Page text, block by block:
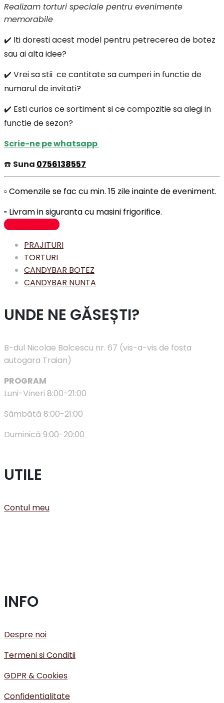
Realizam torturi speciale pentru evenimente
memorabile
✔️ Iti doresti acest model pentru petrecerea de botez
sau ai alta idee?
✔️ Vrei sa stii ce cantitate sa cumperi in functie de
numarul de invitati?
✔️ Esti curios ce sortiment si ce compozitie sa alegi in
functie de sezon?
Scrie-ne pe whatsapp
☎️ Suna 0756138557
▫️ Comenzile se fac cu min. 15 zile inainte de eveniment.
▫️ Livram in siguranta cu masini frigorifice.
Adaugă în coș
PRAJITURI
TORTURI
CANDYBAR BOTEZ
CANDYBAR NUNTA
UNDE NE GĂSEȘTI?
B-dul Nicolae Balcescu nr. 67 (vis-a-vis de fosta
autogara Traian)
PROGRAM
Luni-Vineri 8:00-21:00
Sâmbătă 8:00-21:00
Duminică 9:00-20:00
UTILE
Contul meu
INFO
Despre noi
Termeni si Conditii
GDPR & Cookies
Confidentialitate